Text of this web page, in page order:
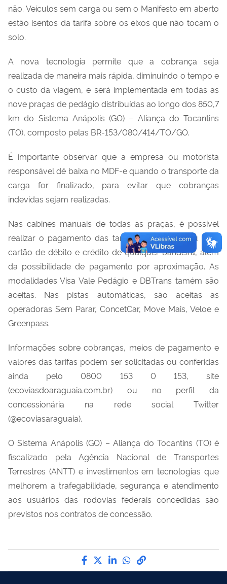
não. Veículos sem carga ou sem o Manifesto em aberto
estão isentos da tarifa sobre os eixos que não tocam o
solo.
A nova tecnologia permite que a cobrança seja
realizada de maneira mais rápida, diminuindo o tempo e
o custo da viagem, e será implementada em todas as
nove praças de pedágio distribuídas ao longo dos 850,7
km do Sistema Anápolis (GO) – Aliança do Tocantins
(TO), composto pelas BR-153/080/414/TO/GO.
É importante observar que a empresa ou motorista
responsável dê baixa no MDF-e quando o transporte da
carga for finalizado, para evitar que cobranças
indevidas sejam realizadas.
Nas cabines manuais de todas as praças, é possível
realizar o pagamento das tarifas em dinheiro ou com
cartão de débito e crédito de qualquer bandeira, além
da possibilidade de pagamento por aproximação. As
modalidades Visa Vale Pedágio e DBTrans tamém são
aceitas. Nas pistas automáticas, são aceitas as
operadoras Sem Parar, ConcetCar, Move Mais, Veloe e
Greenpass.
Informações sobre cobranças, meios de pagamento e
valores das tarifas podem ser solicitadas ou conferidas
ainda pelo 0800 153 0 153, site
(ecoviasdoaraguaia.com.br) ou no perfil da
concessionária na rede social Twitter
(@ecoviasaraguaia).
O Sistema Anápolis (GO) – Aliança do Tocantins (TO) é
fiscalizado pela Agência Nacional de Transportes
Terrestres (ANTT) e investimentos em tecnologias que
melhorem a trafegabilidade, segurança e atendimento
aos usuários das rodovias federais concedidas são
previstos nos contratos de concessão.
Compartilhe por Facebook
Compartilhe por Twitter
Compartilhe por
Compartilhe por
link para Copiar